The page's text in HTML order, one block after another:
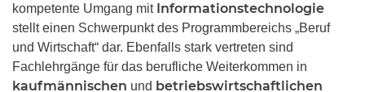
kompetente Umgang mit Informationstechnologie
stellt einen Schwerpunkt des Programmbereichs „Beruf
und Wirtschaft“ dar. Ebenfalls stark vertreten sind
Fachlehrgänge für das berufliche Weiterkommen in
kaufmännischen und betriebswirtschaftlichen